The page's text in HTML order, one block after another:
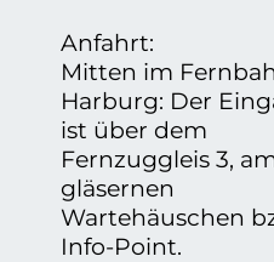
Anfahrt:
Mitten im
Harburg: Der
ist über dem
Fernzuggleis 3,
gläsernen
Wartehäuschen
Info-Point.